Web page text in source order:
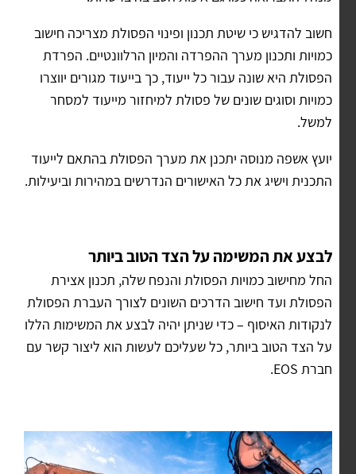
חשוב להדגיש כי שיטת תכנון ופינוי הפסולת מצריכה חישוב
כמויות ותכנון מערך ההפרדה והמיון הרלוונטיים. הפרדת
הפסולת היא שונה עבור כל ייעוד, כך בייעוד מגורים יווצרו
כמויות וסוגים שונים של פסולת למיחזור מייעוד למסחר
למשל.
יועץ אשפה מנוסה יתכנן את מערך הפסולת בהתאם לייעוד
התכנית וישיג את כל האישורים הנדרשים במהירות וביעילות.
לבצע את המשימה על הצד הטוב ביותר
החל מחישוב כמויות הפסולת והנפח שלה, תכנון אצירת
הפסולת ועד חישוב הדרכים השונים לצורך העברת הפסולת
לנקודות האיסוף – כדי שניתן יהיה לבצע את המשימות הללו
על הצד הטוב ביותר, כל שעליכם לעשות הוא ליצור קשר עם
חברת EOS.